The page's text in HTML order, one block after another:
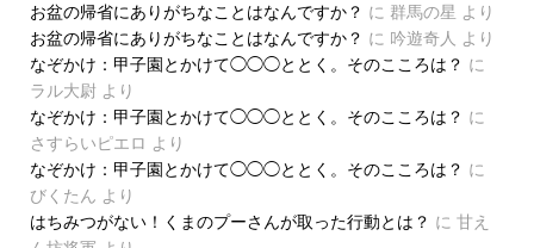
お盆の帰省にありがちなことはなんですか？ に 群馬の星 より
お盆の帰省にありがちなことはなんですか？ に 吟遊奇人 より
なぞかけ：甲子園とかけて◯◯◯ととく。そのこころは？ に
ラル大尉より
なぞかけ：甲子園とかけて◯◯◯ととく。そのこころは？ に
さすらいピエロ より
なぞかけ：甲子園とかけて◯◯◯ととく。そのこころは？ に
びくたん より
はちみつがない！くまのプーさんが取った行動とは？ に 甘え